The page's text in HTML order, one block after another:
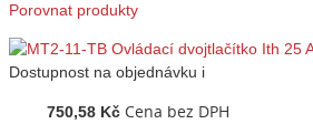
Porovnat produkty
Dostupnost na objednávku i
750,58 Kč Cena bez DPH